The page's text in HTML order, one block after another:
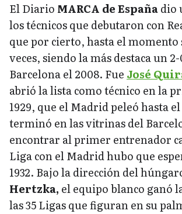
El Diario MARCA de Españadio
los técnicos que debutaron con
que por cierto, hasta el momento
veces, siendo la más destaca un
Barcelona el 2008. Fue José
abrió la lista como técnico en la
1929, que el Madrid peleó hasta
terminó en las vitrinas del
encontrar al primer entrenador
Liga con el Madrid hubo que
1932. Bajo la dirección del
Hertzka, el equipo blanco ganó
las 35 Ligas que figuran en su